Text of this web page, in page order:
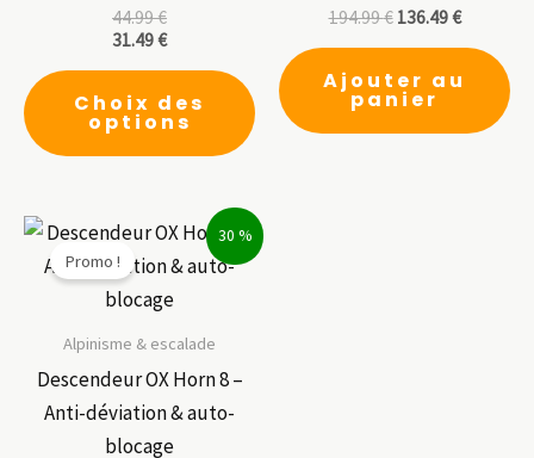
44.99€
31.49€
Choix des
options
produit
variations.
Les
194.99€ 136.49€
Ajouter au
panier
30 %
Promo !
Alpinisme & escalade
Descendeur OX Horn 8 –
Anti-déviation & auto-
blocage